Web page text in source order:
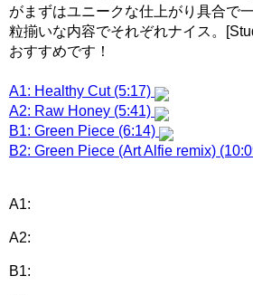
がまずはユニークな仕上がり具合で
粒揃いな内容でそれぞれナイス。
おすすめです！
A1: Healthy Cut (5:17)
A2: Raw Honey (5:41)
B1: Green Piece (6:14)
B2: Green Piece (Art Alfie remix)
A1:
A2:
B1: